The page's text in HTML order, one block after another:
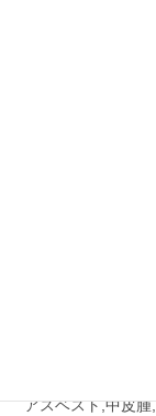
アスベスト,中皮